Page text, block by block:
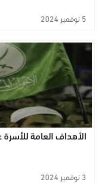
5 نوفمبر 2024
الأهداف العامة للأسرة
3 نوفمبر 2024